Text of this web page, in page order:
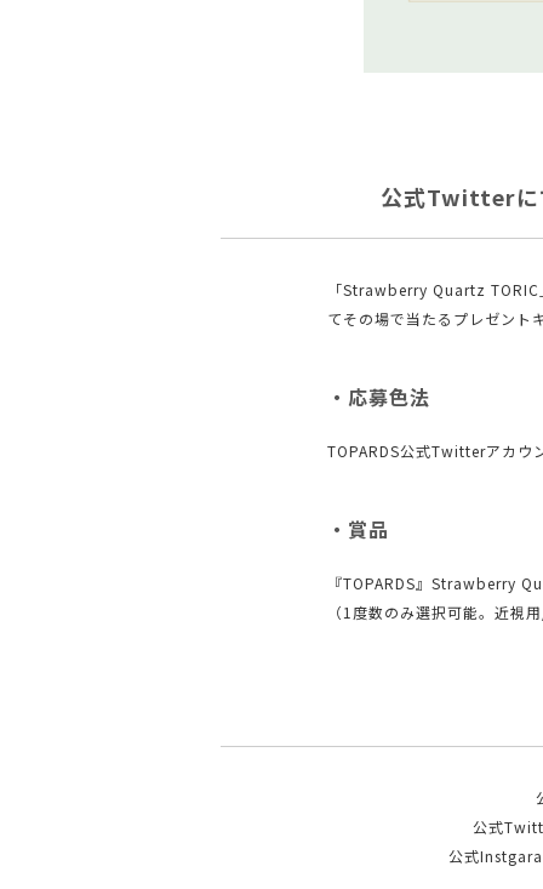
公式Twitterに
「Strawberry Quartz
てその場で当たるプレゼント
・応募色法
TOPARDS公式Twitterアカウ
・賞品
『TOPARDS』Strawberry
（1度数のみ選択可能。近視
公式
公式